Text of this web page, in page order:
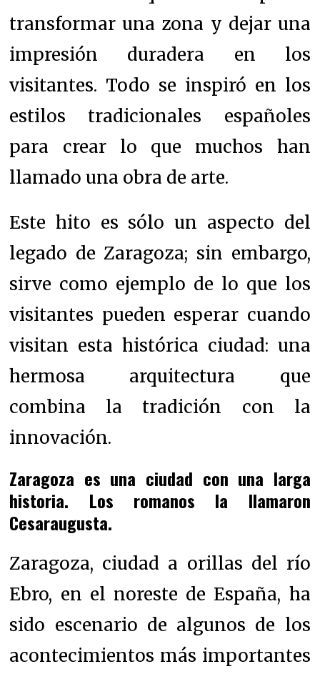
transformar una zona y dejar una
impresión duradera en los
visitantes. Todo se inspiró en los
estilos tradicionales españoles
para crear lo que muchos han
llamado una obra de arte.
Este hito es sólo un aspecto del
legado de Zaragoza; sin embargo,
sirve como ejemplo de lo que los
visitantes pueden esperar cuando
visitan esta histórica ciudad: una
hermosa arquitectura que
combina la tradición con la
innovación.
Zaragoza es una ciudad con una larga
historia. Los romanos la llamaron
Cesaraugusta.
Zaragoza, ciudad a orillas del río
Ebro, en el noreste de España, ha
sido escenario de algunos de los
acontecimientos más importantes